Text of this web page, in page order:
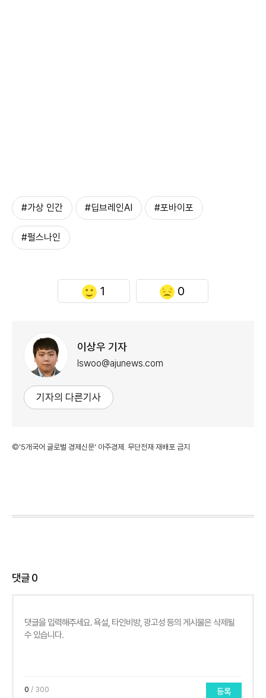
#가상 인간 #딥브레인AI #포바이포
#펄스나인
1 0
이상우 기자
lswoo@ajunews.com
기자의 다른기사
©'5개국어 글로벌 경제신문' 아주경제. 무단전재·재배포 금지
댓글0
0 / 300 등록